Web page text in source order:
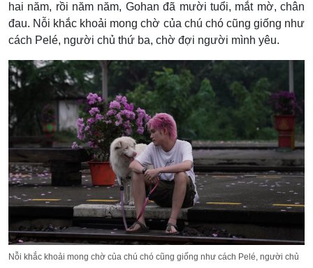
hai năm, rồi năm năm, Gohan đã mười tuổi, mắt mờ, chân
đau. Nỗi khắc khoải mong chờ của chú chó cũng giống như
cách Pelé, người chủ thứ ba, chờ đợi người mình yêu.
Nỗi khắc khoải mong chờ của chú chó cũng giống như cách Pelé, người chủ